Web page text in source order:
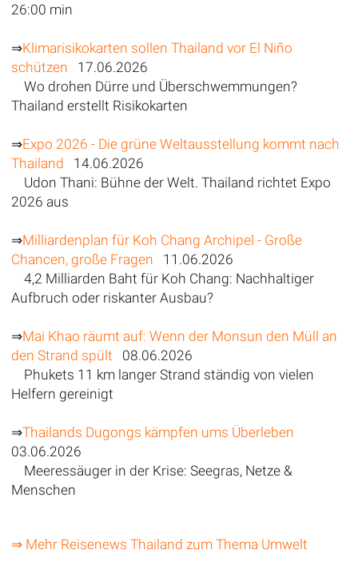
26:00 min
⇒Klimarisikokarten sollen Thailand vor El Niño
schützen 17.06.2026
Wo drohen Dürre und Überschwemmungen?
Thailand erstellt Risikokarten
⇒Expo 2026 - Die grüne Weltausstellung kommt nach
Thailand 14.06.2026
Udon Thani: Bühne der Welt. Thailand richtet Expo
2026 aus
⇒Milliardenplan für Koh Chang Archipel - Große
Chancen, große Fragen 11.06.2026
4,2 Milliarden Baht für Koh Chang: Nachhaltiger
Aufbruch oder riskanter Ausbau?
⇒Mai Khao räumt auf: Wenn der Monsun den Müll an
den Strand spült 08.06.2026
Phukets 11 km langer Strand ständig von vielen
Helfern gereinigt
⇒Thailands Dugongs kämpfen ums Überleben
03.06.2026
Meeressäuger in der Krise: Seegras, Netze &
Menschen
⇒ Mehr Reisenews Thailand zum Thema Umwelt